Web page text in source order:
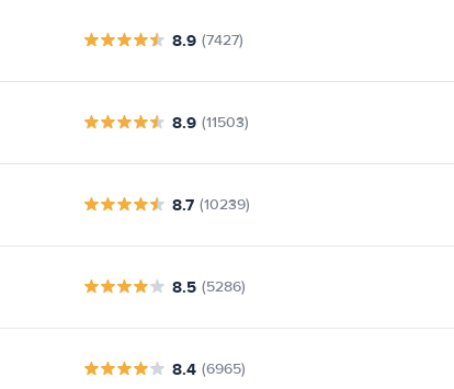
8.9 (7427)
8.9 (11503)
8.7 (10239)
8.5 (5286)
8.4 (6965)